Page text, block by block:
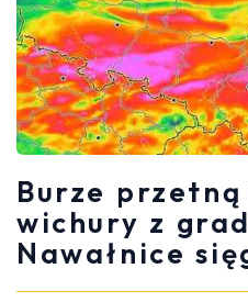
Burze przetną
wichury z
Nawałnice